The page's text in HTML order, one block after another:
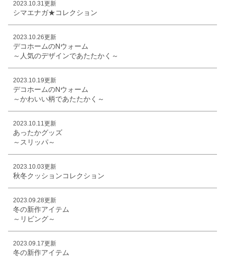
2023.10.31更新
シマエナガ★コレクション
2023.10.26更新
デコホームのNウォーム
～人気のデザインであたたかく～
2023.10.19更新
デコホームのNウォーム
～かわいい柄であたたかく～
2023.10.11更新
あったかグッズ
～スリッパ～
2023.10.03更新
秋冬クッションコレクション
2023.09.28更新
冬の新作アイテム
～リビング～
2023.09.17更新
冬の新作アイテム